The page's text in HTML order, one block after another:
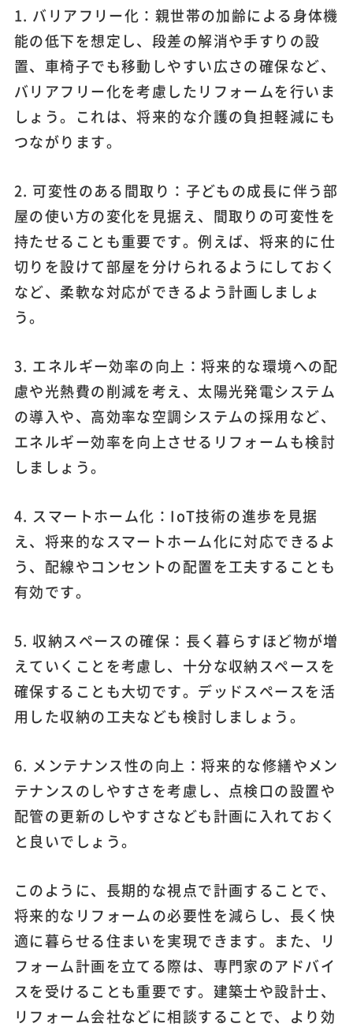
1. バリアフリー化：親世帯の加齢による身体機
能の低下を想定し、段差の解消や手すりの設
置、車椅子でも移動しやすい広さの確保など、
バリアフリー化を考慮したリフォームを行いま
しょう。これは、将来的な介護の負担軽減にも
つながります。
2. 可変性のある間取り：子どもの成長に伴う部
屋の使い方の変化を見据え、間取りの可変性を
持たせることも重要です。例えば、将来的に仕
切りを設けて部屋を分けられるようにしておく
など、柔軟な対応ができるよう計画しましょ
う。
3. エネルギー効率の向上：将来的な環境への配
慮や光熱費の削減を考え、太陽光発電システム
の導入や、高効率な空調システムの採用など、
エネルギー効率を向上させるリフォームも検討
しましょう。
4. スマートホーム化：IoT技術の進歩を見据
え、将来的なスマートホーム化に対応できるよ
う、配線やコンセントの配置を工夫することも
有効です。
5. 収納スペースの確保：長く暮らすほど物が増
えていくことを考慮し、十分な収納スペースを
確保することも大切です。デッドスペースを活
用した収納の工夫なども検討しましょう。
6. メンテナンス性の向上：将来的な修繕やメン
テナンスのしやすさを考慮し、点検口の設置や
配管の更新のしやすさなども計画に入れておく
と良いでしょう。
このように、長期的な視点で計画することで、
将来的なリフォームの必要性を減らし、長く快
適に暮らせる住まいを実現できます。また、リ
フォーム計画を立てる際は、専門家のアドバイ
スを受けることも重要です。建築士や設計士、
リフォーム会社などに相談することで、より効